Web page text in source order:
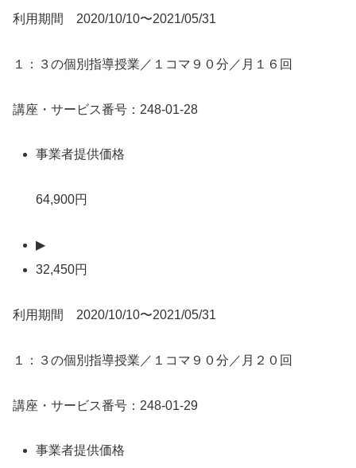
利用期間 2020/10/10〜2021/05/31
１：３の個別指導授業／１コマ９０分／月１６回
講座・サービス番号：248-01-28
事業者提供価格
64,900円
▶
32,450円
利用期間 2020/10/10〜2021/05/31
１：３の個別指導授業／１コマ９０分／月２０回
講座・サービス番号：248-01-29
事業者提供価格